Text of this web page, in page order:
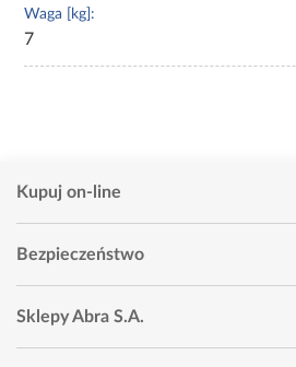
Waga [kg]:
7
Kupuj on-line
Bezpieczeństwo
Sklepy Abra S.A.